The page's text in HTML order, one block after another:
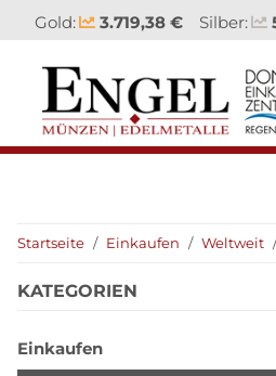
Gold: 3.719,38 € Silber:
Startseite Einkaufen Weltweit
KATEGORIEN
Einkaufen